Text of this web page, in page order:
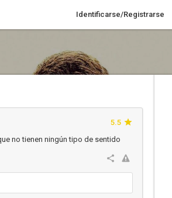
Identificarse/Registrarse
5.5
no tienen ningún tipo de sentido